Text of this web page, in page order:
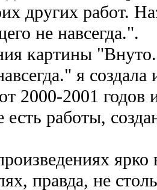
других работ.
не навсегда.".
картины
я
2000-2001 годов
есть работы,
правда, не